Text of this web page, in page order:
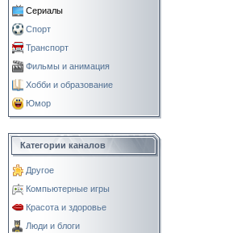
Сериалы
Спорт
Транспорт
Фильмы и анимация
Хобби и образование
Юмор
Категории каналов
Другое
Компьютерные игры
Красота и здоровье
Люди и блоги